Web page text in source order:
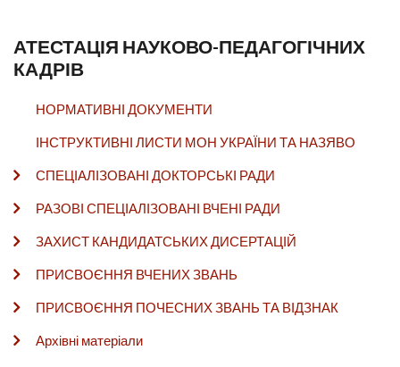
АТЕСТАЦІЯ НАУКОВО-ПЕДАГОГІЧНИХ
КАДРІВ
НОРМАТИВНІ ДОКУМЕНТИ
ІНСТРУКТИВНІ ЛИСТИ МОН УКРАЇНИ ТА НАЗЯВО
СПЕЦІАЛІЗОВАНІ ДОКТОРСЬКІ РАДИ
РАЗОВІ СПЕЦІАЛІЗОВАНІ ВЧЕНІ РАДИ
ЗАХИСТ КАНДИДАТСЬКИХ ДИСЕРТАЦІЙ
ПРИСВОЄННЯ ВЧЕНИХ ЗВАНЬ
ПРИСВОЄННЯ ПОЧЕСНИХ ЗВАНЬ ТА ВІДЗНАК
Архівні матеріали